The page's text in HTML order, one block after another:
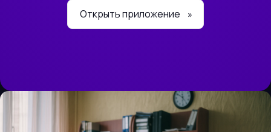
Открыть приложение »